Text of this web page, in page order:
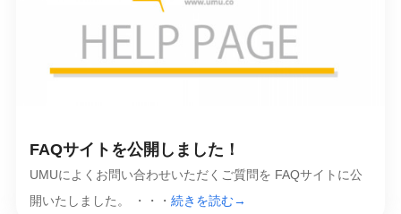
FAQサイトを公開しました！
UMUによくお問い合わせいただくご質問を FAQサイトに公
開いたしました。 ・・・ 続きを読む→